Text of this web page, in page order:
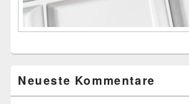
Neueste Kommentare